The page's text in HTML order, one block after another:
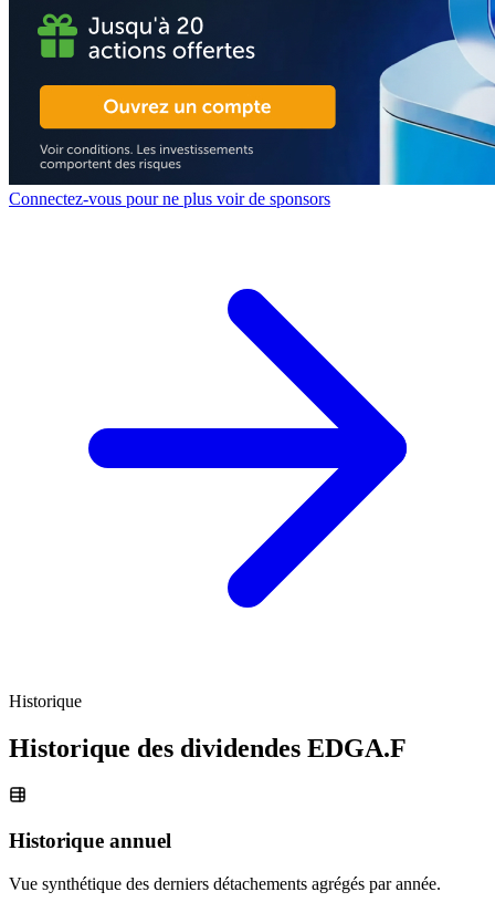
Connectez-vous pour ne plus voir de sponsors
Historique
Historique des dividendes EDGA.F
Historique annuel
Vue synthétique des derniers détachements agrégés par année.